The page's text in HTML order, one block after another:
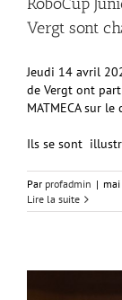
Vergt sont
Jeudi 14 avril
de Vergt ont
MATMECA sur le
Ils se sont
Par profadmin |
Lire la suite